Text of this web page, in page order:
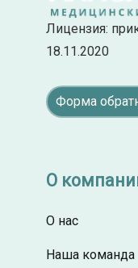
Лицензия:
18.11.2020
Форма
О
О нас
Наша команда